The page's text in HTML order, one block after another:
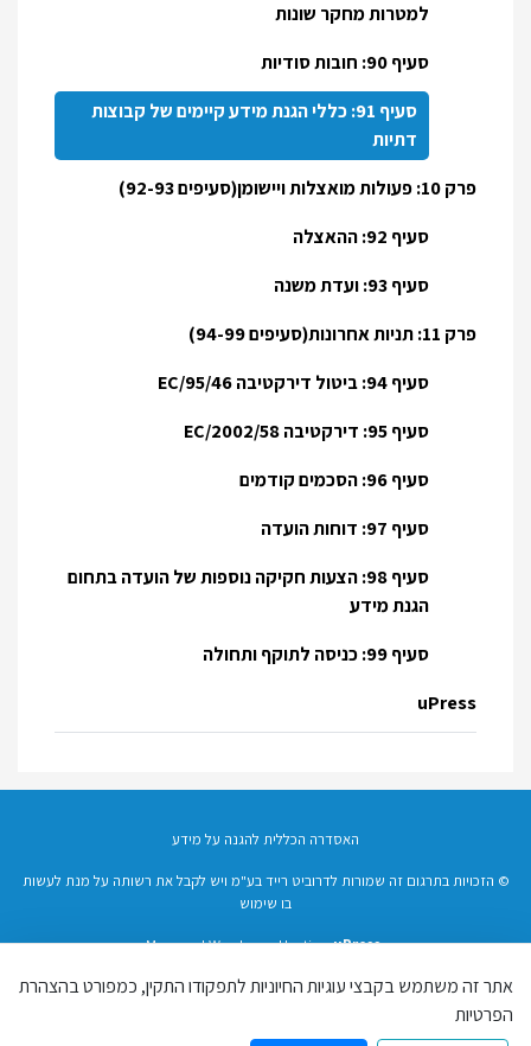
למטרות מחקר שונות
סעיף 90: חובות סודיות
סעיף 91: כללי הגנת מידע קיימים של קבוצות
דתיות
פרק 10: פעולות מואצלות ויישומן(סעיפים 92-93)
סעיף 92: ההאצלה
סעיף 93: ועדת משנה
פרק 11: תניות אחרונות(סעיפים 94-99)
סעיף 94: ביטול דירקטיבה 95/46/EC
סעיף 95: דירקטיבה 2002/58/EC
סעיף 96: הסכמים קודמים
סעיף 97: דוחות הועדה
סעיף 98: הצעות חקיקה נוספות של הועדה בתחום
הגנת מידע
סעיף 99: כניסה לתוקף ותחולה
uPress
האסדרה הכללית להגנה על מידע
© הזכויות בתרגום זה שמורות לדרוביט רייד בע"מ ויש לקבל את רשותה על מנת לעשות
בו שימוש
Managed Wordpress Hosting uPress
הצהרת פרטיות
אתר זה משתמש בקבצי עוגיות החיוניות לתפקודו התקין, כמפורט בהצהרת
הפרטיות